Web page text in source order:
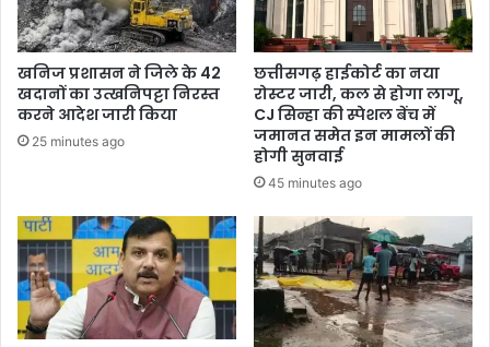
खनिज प्रशासन ने जिले के 42
खदानों का उत्खनिपट्टा निरस्त
करने आदेश जारी किया
25 minutes ago
छत्तीसगढ़ हाईकोर्ट का नया
रोस्टर जारी, कल से होगा लागू,
CJ सिन्हा की स्पेशल बेंच में
जमानत समेत इन मामलों की
होगी सुनवाई
45 minutes ago